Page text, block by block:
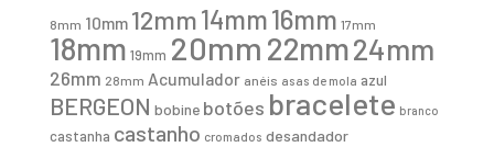
8mm 10mm 12mm14mm16mm 17mm
18mm 19mm 20mm 22mm24mm
26mm 28mm Acumulador anéis asas de mola azul
BERGEON bobine botões bracelete branco
castanha castanho cromados desandador